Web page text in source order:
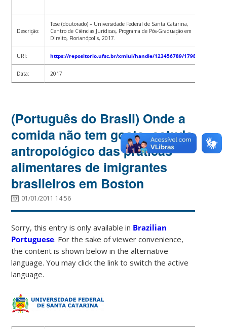
Descrição:
Tese (doutorado) – Universidade Federal de Santa Catarina,
Centro de Ciências Jurídicas, Programa de Pós-Graduação em
Direito, Florianópolis, 2017.
URI: https://repositorio.ufsc.br/xmlui/handle/123456789/179896
Data: 2017
(Português do Brasil) Onde a
comida não tem gosto: estudo
antropológico das práticas
alimentares de imigrantes
brasileiros em Boston
01/01/2011 14:56
Sorry, this entry is only available in Brazilian
Portuguese. For the sake of viewer convenience,
the content is shown below in the alternative
language. You may click the link to switch the active
language.